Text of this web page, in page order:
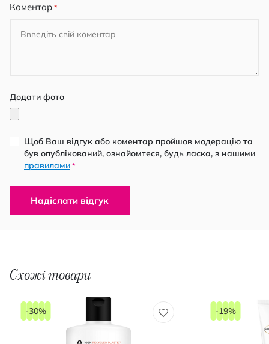
Коментар
Додати фото
Щоб Ваш відгук або коментар пройшов модерацію та
був опублікований, ознайомтеся, будь ласка, з нашими
правилами *
Надіслати відгук
Схожі товари
-30% -19%